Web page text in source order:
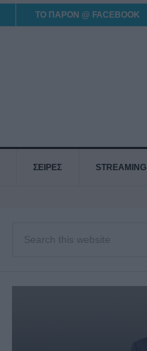
ΤΟ ΠΑΡΟΝ @ FACEBOOK
ΣΕΙΡΕΣ STREAMING